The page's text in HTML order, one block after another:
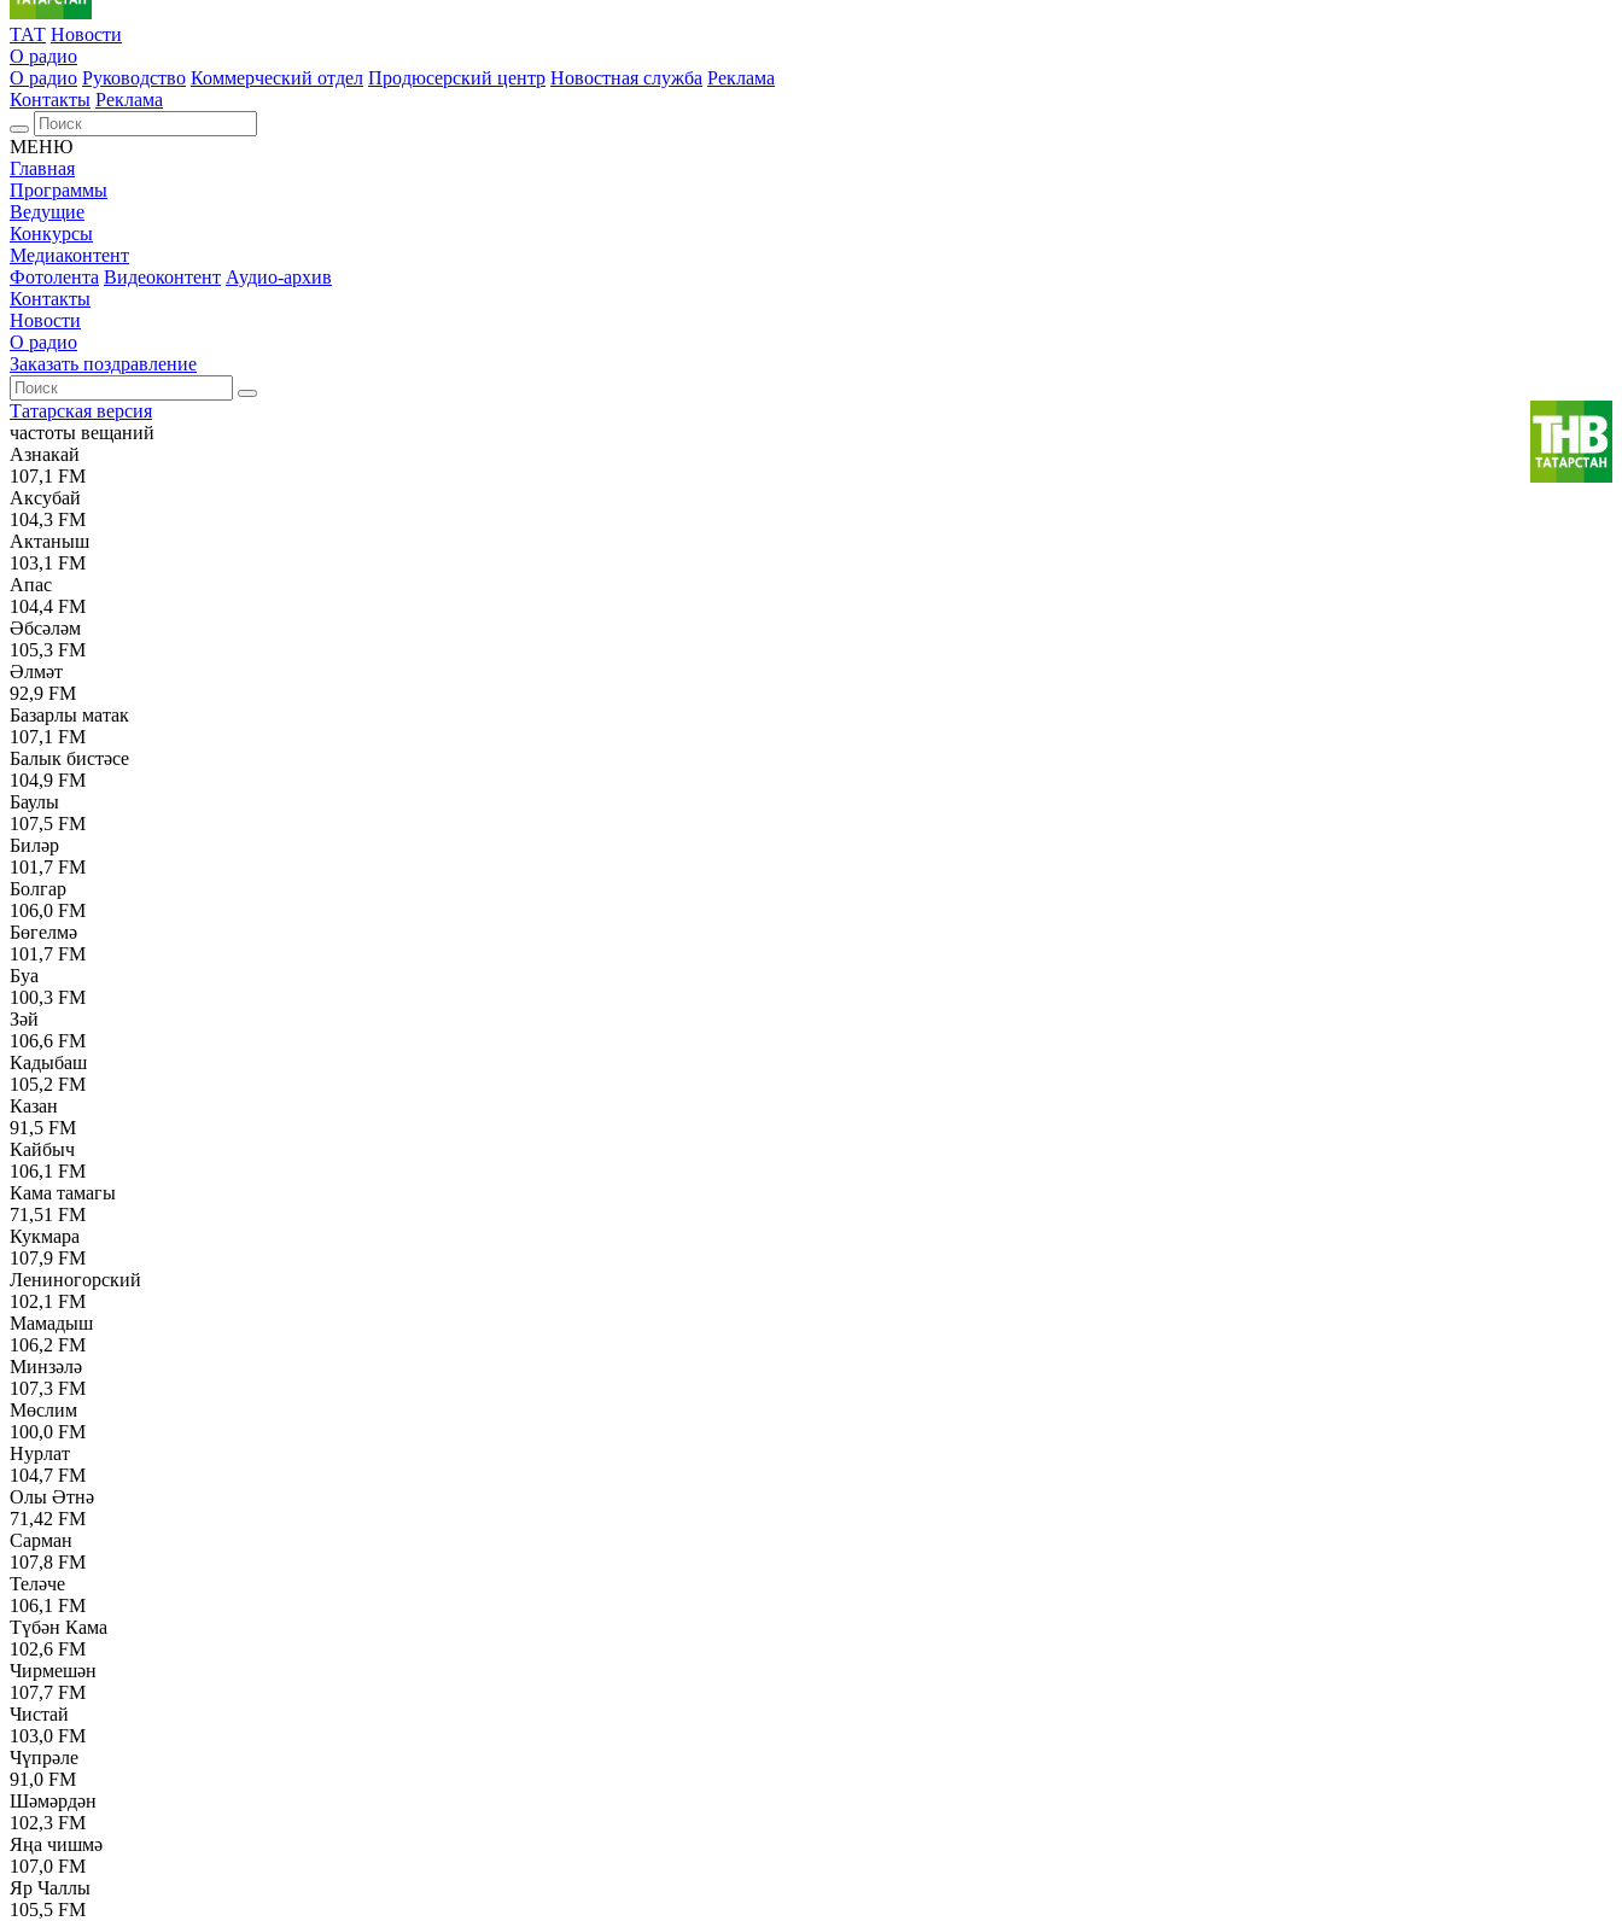
ТАТ Новости
О радио
О радио Руководство Коммерческий отдел Продюсерский центр Новостная служба Реклама
Контакты Реклама
МЕНЮ
Главная
Программы
Ведущие
Конкурсы
Медиаконтент
Фотолента Видеоконтент Аудио-архив
Контакты
Новости
О радио
Заказать поздравление
Татарская версия
частоты вещаний
Азнакай
107,1 FM
Аксубай
104,3 FM
Актаныш
103,1 FM
Апас
104,4 FM
Әбсәләм
105,3 FM
Әлмәт
92,9 FM
Базарлы матак
107,1 FM
Балык бистәсе
104,9 FM
Баулы
107,5 FM
Биләр
101,7 FM
Болгар
106,0 FM
Бөгелмә
101,7 FM
Буа
100,3 FM
Зәй
106,6 FM
Кадыбаш
105,2 FM
Казан
91,5 FM
Кайбыч
106,1 FM
Кама тамагы
71,51 FM
Кукмара
107,9 FM
Лениногорский
102,1 FM
Мамадыш
106,2 FM
Минзәлә
107,3 FM
Мөслим
100,0 FM
Нурлат
104,7 FM
Олы Әтнә
71,42 FM
Сарман
107,8 FM
Теләче
106,1 FM
Түбән Кама
102,6 FM
Чирмешән
107,7 FM
Чистай
103,0 FM
Чүпрәле
91,0 FM
Шәмәрдән
102,3 FM
Яңа чишмә
107,0 FM
Яр Чаллы
105,5 FM